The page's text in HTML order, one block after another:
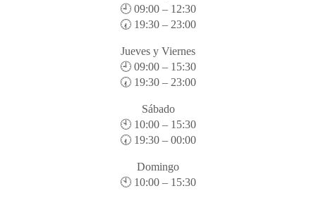
🕘 09:00 – 12:30
🕢 19:30 – 23:00
Jueves y Viernes
🕘 09:00 – 15:30
🕢 19:30 – 23:00
Sábado
🕙 10:00 – 15:30
🕢 19:30 – 00:00
Domingo
🕙 10:00 – 15:30